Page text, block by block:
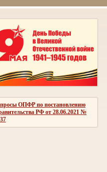
ОПФР по постановлению
РФ от 28.06.2021 №